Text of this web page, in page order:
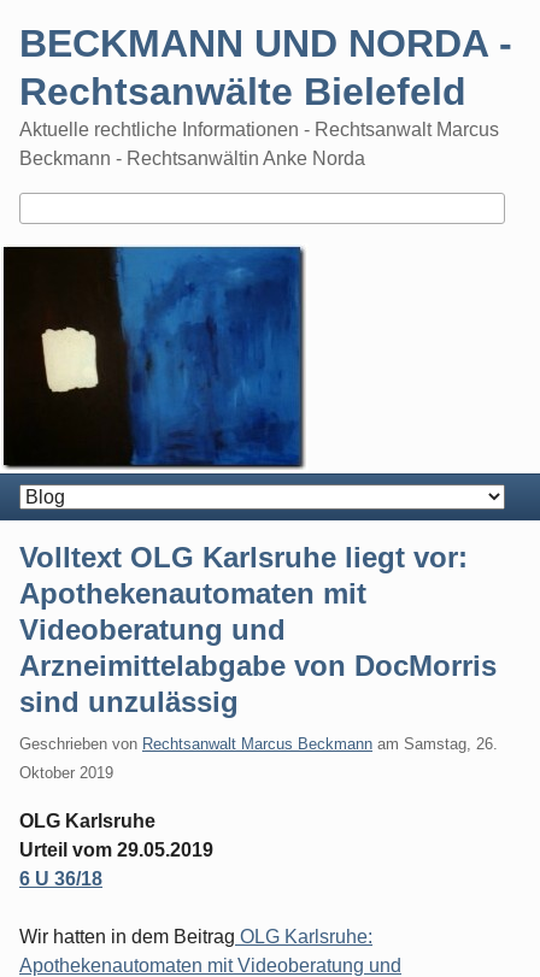
BECKMANN UND NORDA -
Rechtsanwälte Bielefeld
Aktuelle rechtliche Informationen - Rechtsanwalt Marcus
Beckmann - Rechtsanwältin Anke Norda
Volltext OLG Karlsruhe liegt vor:
Apothekenautomaten mit
Videoberatung und
Arzneimittelabgabe von DocMorris
sind unzulässig
Geschrieben von Rechtsanwalt Marcus Beckmann am Samstag, 26.
Oktober 2019
OLG Karlsruhe
Urteil vom 29.05.2019
6 U 36/18
Wir hatten in dem Beitrag OLG Karlsruhe:
Apothekenautomaten mit Videoberatung und